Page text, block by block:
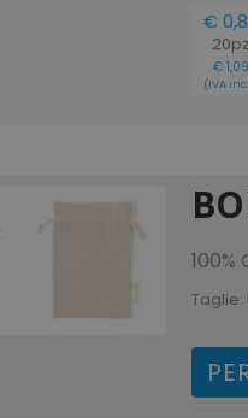
€
20pz
€ 1,09
(IVA
Taglie: